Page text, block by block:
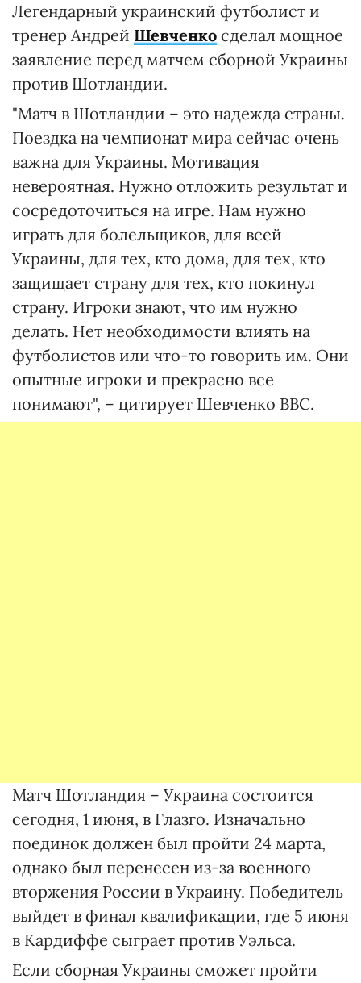
Легендарный украинский футболист и
тренер Андрей Шевченко сделал мощное
заявление перед матчем сборной Украины
против Шотландии.
"Матч в Шотландии – это надежда страны.
Поездка на чемпионат мира сейчас очень
важна для Украины. Мотивация
невероятная. Нужно отложить результат и
сосредоточиться на игре. Нам нужно
играть для болельщиков, для всей
Украины, для тех, кто дома, для тех, кто
защищает страну для тех, кто покинул
страну. Игроки знают, что им нужно
делать. Нет необходимости влиять на
футболистов или что-то говорить им. Они
опытные игроки и прекрасно все
понимают", – цитирует Шевченко BBC.
Матч Шотландия – Украина состоится
сегодня, 1 июня, в Глазго. Изначально
поединок должен был пройти 24 марта,
однако был перенесен из-за военного
вторжения России в Украину. Победитель
выйдет в финал квалификации, где 5 июня
в Кардиффе сыграет против Уэльса.
Если сборная Украины сможет пройти